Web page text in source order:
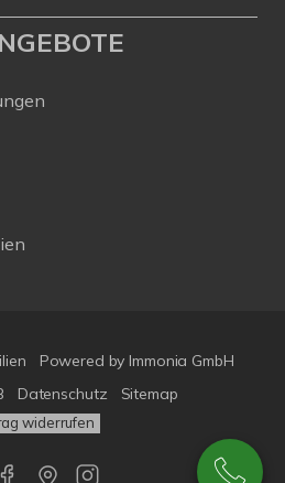
Powered by Immonia GmbH
Datenschutz Sitemap
widerrufen